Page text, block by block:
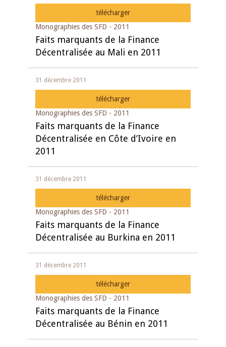
télécharger
Monographies des SFD - 2011
Faits marquants de la Finance
Décentralisée au Mali en 2011
31 décembre 2011
télécharger
Monographies des SFD - 2011
Faits marquants de la Finance
Décentralisée en Côte d’Ivoire en
2011
31 décembre 2011
télécharger
Monographies des SFD - 2011
Faits marquants de la Finance
Décentralisée au Burkina en 2011
31 décembre 2011
télécharger
Monographies des SFD - 2011
Faits marquants de la Finance
Décentralisée au Bénin en 2011